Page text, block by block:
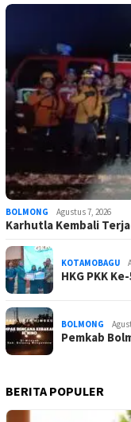
BOLMONG Agustus 7, 2026
Karhutla Kembali
KOTAMOBAGU
HKG PKK
BOLMONG
Pemkab
BERITA POPULER